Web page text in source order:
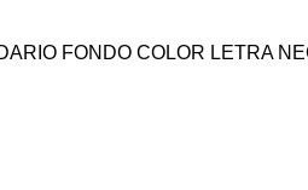
FONDO COLOR LETRA